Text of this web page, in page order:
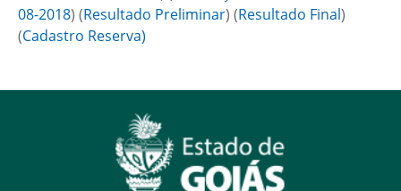
08-2018) (Resultado Preliminar) (Resultado Final)
(Cadastro Reserva)